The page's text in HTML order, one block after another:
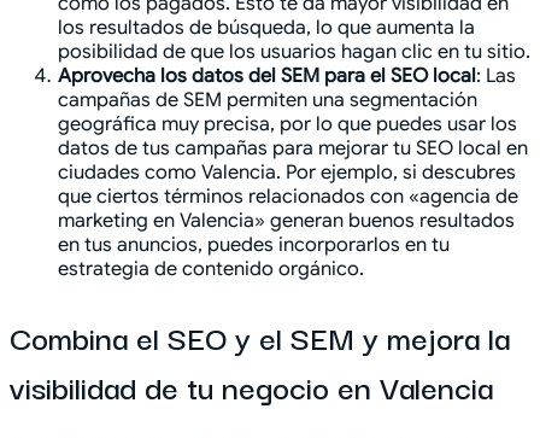
los resultados de búsqueda, lo que aumenta la
posibilidad de que los usuarios hagan clic en tu sitio.
Aprovecha los datos del SEM para el SEO local: Las
campañas de SEM permiten una segmentación
geográfica muy precisa, por lo que puedes usar los
datos de tus campañas para mejorar tu SEO local en
ciudades como Valencia. Por ejemplo, si descubres
que ciertos términos relacionados con «agencia de
marketing en Valencia» generan buenos resultados
en tus anuncios, puedes incorporarlos en tu
estrategia de contenido orgánico.
Combina el SEO y el SEM y mejora la
visibilidad de tu negocio en Valencia